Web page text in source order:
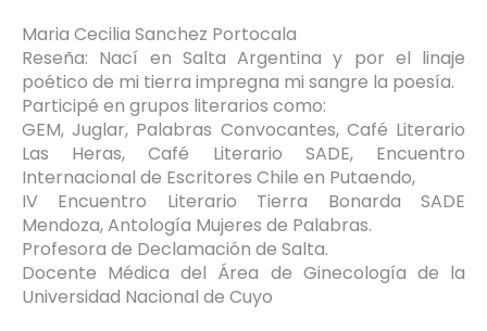
Maria Cecilia Sanchez Portocala
Reseña: Nací en Salta Argentina y por el linaje
poético de mi tierra impregna mi sangre la poesía.
Participé en grupos literarios como:
GEM, Juglar, Palabras Convocantes, Café Literario
Las Heras, Café Literario SADE, Encuentro
Internacional de Escritores Chile en Putaendo,
IV Encuentro Literario Tierra Bonarda SADE
Mendoza, Antología Mujeres de Palabras.
Profesora de Declamación de Salta.
Docente Médica del Área de Ginecología de la
Universidad Nacional de Cuyo